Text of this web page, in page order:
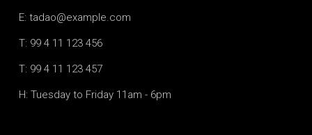
E: tadao@example.com
T: 99 4 11 123 456
T: 99 4 11 123 457
H: Tuesday to Friday 11am - 6pm